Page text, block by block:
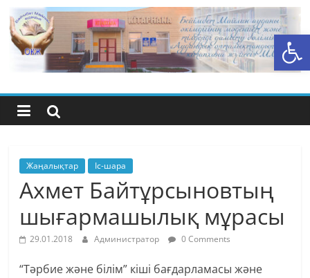
Open toolbar
Skip
to
content
Бейімбет
Майлин
ауданының
орталық
кітапхана
жүйесі
Жаңалықтар Іс-шара
Ахмет Байтұрсыновтың
шығармашылық мұрасы
29.01.2018 Администратор 0 Comments
“Тәрбие және білім” кіші бағдарламасы және